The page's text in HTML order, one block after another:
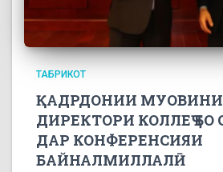
ТАБРИКОТ
ҚАДРДОНИИ МУОВИНИ
ДИРЕКТОРИ КОЛЛЕҶ
ДАР КОНФЕРЕНСИЯИ
БАЙНАЛМИЛЛАЛӢ